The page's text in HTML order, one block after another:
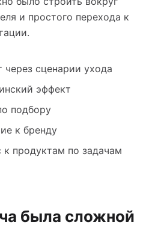
и простого перехода к
через сценарии ухода
эффект
подбору
к бренду
к продуктам по задачам
была сложной